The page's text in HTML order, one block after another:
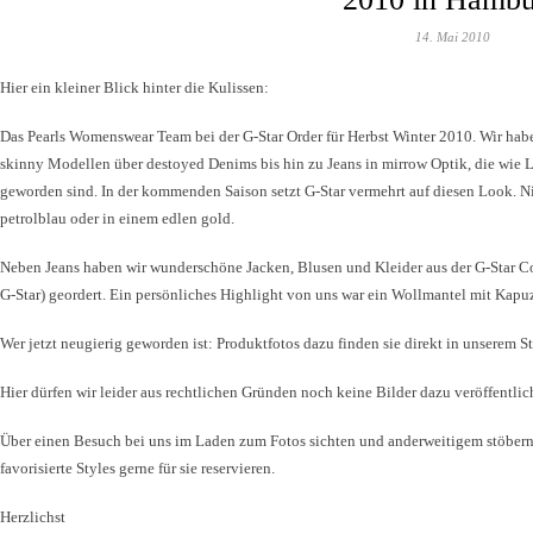
14. Mai 2010
Hier ein kleiner Blick hinter die Kulissen:
Das Pearls Womenswear Team bei der G-Star Order für Herbst Winter 2010. Wir
skinny Modellen über destoyed Denims bis hin zu Jeans in mirrow Optik, die wie
geworden sind. In der kommenden Saison setzt G-Star vermehrt auf diesen Look.
petrolblau oder in einem edlen gold.
Neben Jeans haben wir wunderschöne Jacken, Blusen und Kleider aus der G-Star
G-Star) geordert. Ein persönliches Highlight von uns war ein Wollmantel mit
Wer jetzt neugierig geworden ist: Produktfotos dazu finden sie direkt in unserem
Hier dürfen wir leider aus rechtlichen Gründen noch keine Bilder dazu
Über einen Besuch bei uns im Laden zum Fotos sichten und anderweitigem
favorisierte Styles gerne für sie reservieren.
Herzlichst